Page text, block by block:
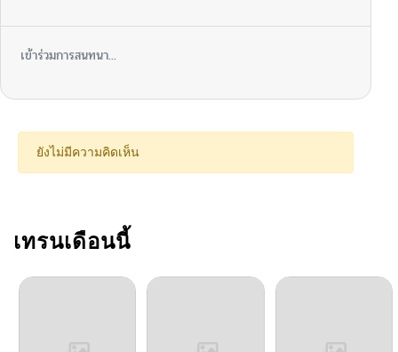
เข้าร่วมการสนทนา...
ยังไม่มีความคิดเห็น
เทรนเดือนนี้